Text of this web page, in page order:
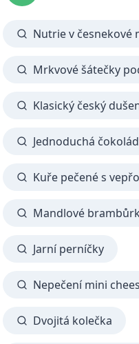
Nutrie v česnekové
Mrkvové šátečky
Klasický český
Jednoduchá
Kuře pečené s
Mandlové
Jarní perníčky
Nepečení mini
Dvojitá kolečka